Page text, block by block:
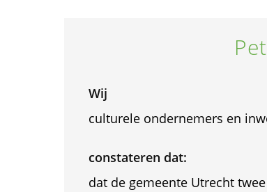
Wij
culturele ondernemers en
constateren dat:
dat de gemeente Utrecht